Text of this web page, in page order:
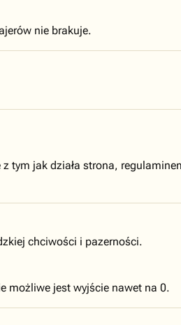
nie brakuje.
jak działa strona,
chciwości i pazerności.
możliwe jest wyjście nawet na 0.